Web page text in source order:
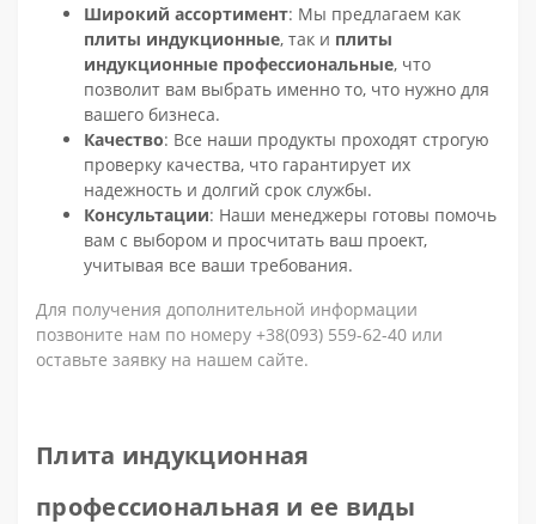
Широкий ассортимент: Мы предлагаем как
плиты индукционные, так и плиты
индукционные профессиональные, что
позволит вам выбрать именно то, что нужно для
вашего бизнеса.
Качество: Все наши продукты проходят строгую
проверку качества, что гарантирует их
надежность и долгий срок службы.
Консультации: Наши менеджеры готовы помочь
вам с выбором и просчитать ваш проект,
учитывая все ваши требования.
Для получения дополнительной информации
позвоните нам по номеру +38(093) 559-62-40 или
оставьте заявку на нашем сайте.
Плита индукционная
профессиональная и ее виды